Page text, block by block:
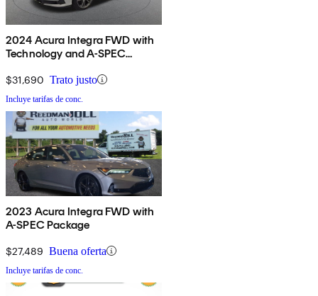
2024 Acura Integra FWD with
Technology and A-SPEC
$31,690 Trato justo
Incluye tarifas de conc.
2023 Acura Integra FWD with
A-SPEC Package
$27,489 Buena oferta
Incluye tarifas de conc.